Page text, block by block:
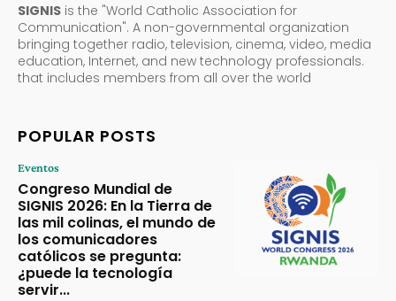
SIGNIS is the "World Catholic Association for
Communication". A non-governmental organization
bringing together radio, television, cinema, video, media
education, Internet, and new technology professionals.
that includes members from all over the world
POPULAR POSTS
Eventos
Congreso Mundial de
SIGNIS 2026: En la Tierra de
las mil colinas, el mundo de
los comunicadores
católicos se pregunta:
¿puede la tecnología
servir...